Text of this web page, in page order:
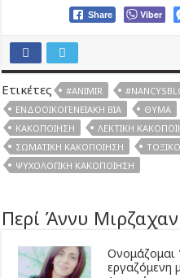
Share Viber
Ετικέτες #ANIMIR
ΕΝΔΟΟΙΚΟΓΕΝΕΙΑΚΉ ΒΊΑ
ΘΎΜΑ
ΚΑΚΟΠΟΊΗΣΗ
ΛΕΚΤΙΚΉ
ΣΩΜΑΤΙΚΉ ΚΑΚΟΠΟΊΗΣΗ
ΨΥΧΟΛΟΓΙΚΉ ΚΑΚΟΠΟΊΗΣΗ
Περί Άννυ
Ονομάζομαι
εργαζόμενη